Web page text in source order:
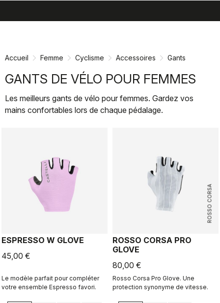
directement
navigation
directement
Accueil Femme Cyclisme Accessoires Gants
GANTS DE VÉLO POUR FEMMES
Les meilleurs gants de vélo pour femmes. Gardez vos
mains confortables lors de chaque pédalage.
ESPRESSO W GLOVE
45,00 €
Le modèle parfait pour compléter
votre ensemble Espresso favori.
ROSSO CORSA
ROSSO CORSA PRO
GLOVE
80,00 €
Rosso Corsa Pro Glove. Une
protection synonyme de vitesse.